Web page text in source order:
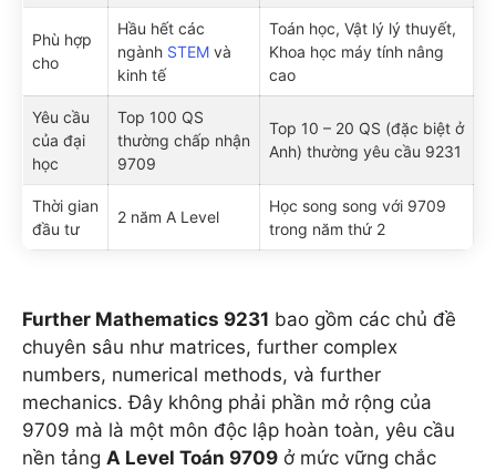
Phù hợp
cho
Hầu hết các
ngành STEM và
kinh tế
Toán học, Vật lý lý thuyết,
Khoa học máy tính nâng
cao
Yêu cầu
của đại
học
Top 100 QS
thường chấp nhận
9709
Top 10 – 20 QS (đặc biệt ở
Anh) thường yêu cầu 9231
Thời gian
đầu tư
2 năm A Level
Học song song với 9709
trong năm thứ 2
Further Mathematics 9231 bao gồm các chủ đề
chuyên sâu như matrices, further complex
numbers, numerical methods, và further
mechanics. Đây không phải phần mở rộng của
9709 mà là một môn độc lập hoàn toàn, yêu cầu
nền tảng A Level Toán 9709 ở mức vững chắc